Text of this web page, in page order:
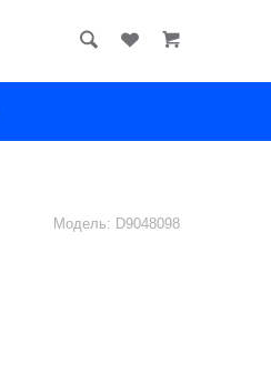
Модель: D9048098